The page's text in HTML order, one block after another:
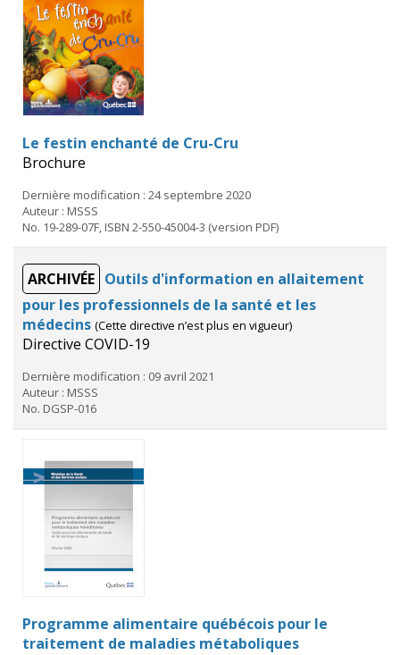
Le festin enchanté de Cru-Cru
Brochure
Dernière modification : 24 septembre 2020
Auteur : MSSS
No. 19-289-07F, ISBN 2-550-45004-3 (version PDF)
ARCHIVÉE Outils d'information en allaitement
pour les professionnels de la santé et les
médecins (Cette directive n’est plus en vigueur)
Directive COVID-19
Dernière modification : 09 avril 2021
Auteur : MSSS
No. DGSP-016
Programme alimentaire québécois pour le
traitement de maladies métaboliques